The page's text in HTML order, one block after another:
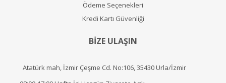
Ödeme Seçenekleri
Kredi Kartı Güvenliği
BİZE ULAŞIN
Atatürk mah, İzmir Çeşme Cd. No:106, 35430 Urla/İzmir